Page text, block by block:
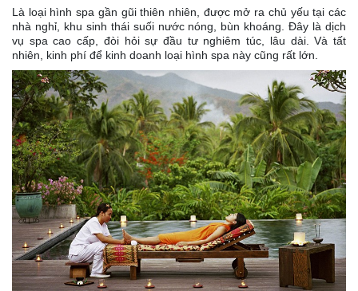
Là loại hình spa gần gũi thiên nhiên, được mở ra chủ yếu tại các
nhà nghỉ, khu sinh thái suối nước nóng, bùn khoáng. Đây là dịch
vụ spa cao cấp, đòi hỏi sự đầu tư nghiêm túc, lâu dài. Và tất
nhiên, kinh phí để kinh doanh loại hình spa này cũng rất lớn.